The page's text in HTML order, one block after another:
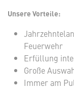
Unsere Vorteile:
Feuerwehr
Erfüllung
Große
Immer am